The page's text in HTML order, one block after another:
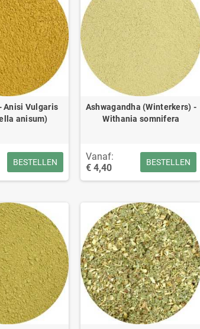
Anisi Vulgaris
anisum)
BESTELLEN
Ashwagandha (Winterkers) -
Withania somnifera
Vanaf:
€ 4,40
BESTELLEN